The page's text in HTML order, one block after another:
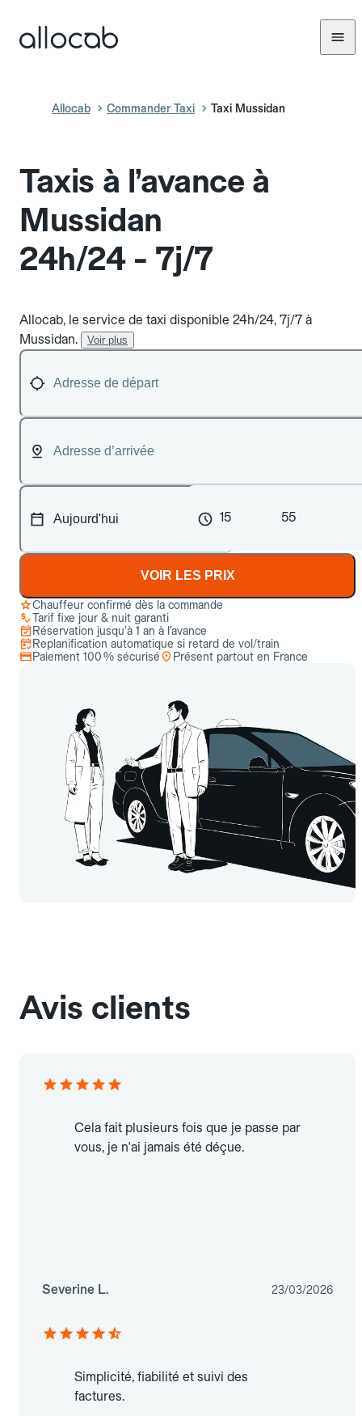
Allocab Commander Taxi Taxi Mussidan
Taxis à l’avance à
Mussidan
24h/24 - 7j/7
Allocab, le service de taxi disponible 24h/24, 7j/7 à
Mussidan.
Voir plus
15 55
VOIR LES PRIX
Chauffeur confirmé dès la commande
Tarif fixe jour & nuit garanti
Réservation jusqu’à 1 an à l’avance
Replanification automatique si retard de vol/train
Paiement 100 % sécurisé
Présent partout en France
Avis clients
Cela fait plusieurs fois que je passe par
vous, je n'ai jamais été déçue.
Severine L. 23/03/2026
Simplicité, fiabilité et suivi des
factures.